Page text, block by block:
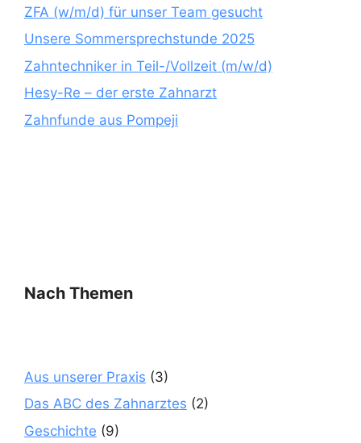
ZFA (w/m/d) für unser Team gesucht
Unsere Sommersprechstunde 2025
Zahntechniker in Teil-/Vollzeit (m/w/d)
Hesy-Re – der erste Zahnarzt
Zahnfunde aus Pompeji
Nach Themen
Aus unserer Praxis (3)
Das ABC des Zahnarztes (2)
Geschichte (9)